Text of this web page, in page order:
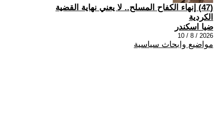
(47) إنهاء الكفاح المسلح.. لا يعني نهاية القضية
الكردية
ضيا اسكندر
2026 / 8 / 10
مواضيع وابحاث سياسية